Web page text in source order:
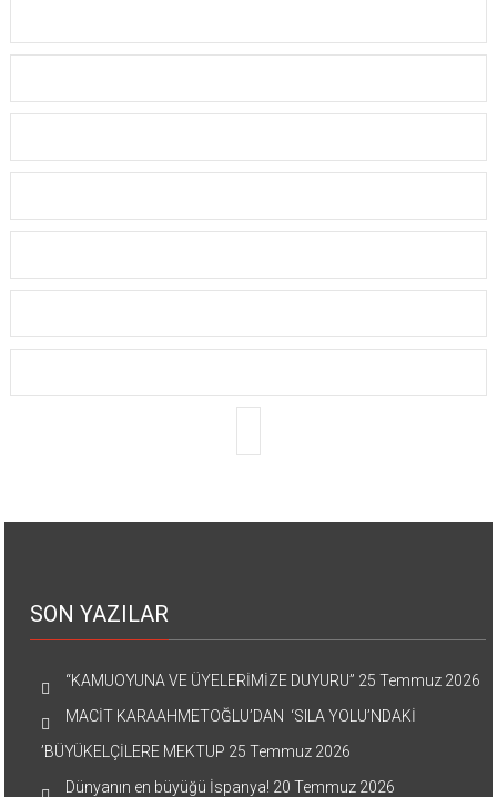
SON YAZILAR
“KAMUOYUNA VE ÜYELERİMİZE DUYURU” 25 Temmuz 2026
MACİT KARAAHMETOĞLU’DAN ‘SILA YOLU’NDAKİ
’BÜYÜKELÇİLERE MEKTUP 25 Temmuz 2026
Dünyanın en büyüğü İspanya! 20 Temmuz 2026